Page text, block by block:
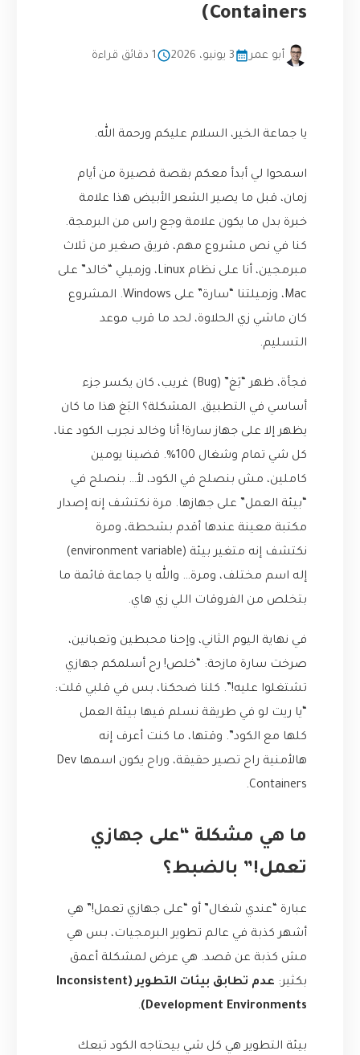
Containers)
أبو عمر 3 يونيو، 2026 1 دقائق قراءة
يا جماعة الخير، السلام عليكم ورحمة الله.
اسمحوا لي أبدأ معكم بقصة قصيرة من أيام
زمان، قبل ما يصير الشعر الأبيض هذا علامة
خبرة بدل ما يكون علامة وجع راس من البرمجة.
كنا في نص مشروع مهم، فريق صغير من ثلاث
مبرمجين، أنا على نظام Linux، وزميلي “خالد” على
Mac، وزميلتنا “سارة” على Windows. المشروع
كان ماشي زي الحلاوة، لحد ما قرب موعد
التسليم.
فجأة، ظهر “بَغ” (Bug) غريب، كان يكسر جزء
أساسي في التطبيق. المشكلة؟ البَغ هذا ما كان
يظهر إلا على جهاز سارة! أنا وخالد نجرب الكود عنا،
كل شي تمام وشغال 100%. قضينا يومين
كاملين، مش بنصلح في الكود، لأ… بنصلح في
“بيئة العمل” على جهازها. مرة نكتشف إنه إصدار
مكتبة معينة عندها أقدم بشحطة، ومرة
نكتشف إنه متغير بيئة (environment variable)
إله اسم مختلف، ومرة… والله يا جماعة قائمة ما
بتخلص من الفروقات اللي زي هاي.
في نهاية اليوم الثاني، وإحنا محبطين وتعبانين،
صرخت سارة مازحة: “خلص! رح أسلمكم جهازي
تشتغلوا عليه!”. كلنا ضحكنا، بس في قلبي قلت:
“يا ريت لو في طريقة نسلم فيها بيئة العمل
كلها مع الكود”. وقتها، ما كنت أعرف إنه
هالأمنية راح تصير حقيقة، وراح يكون اسمها Dev
Containers.
ما هي مشكلة “على جهازي
تعمل!” بالضبط؟
عبارة “عندي شغال” أو “على جهازي تعمل!” هي
أشهر كذبة في عالم تطوير البرمجيات، بس هي
مش كذبة عن قصد. هي عرض لمشكلة أعمق
بكثير:
عدم تطابق بيئات التطوير (Inconsistent
Development Environments)
.
بيئة التطوير هي كل شي بيحتاجه الكود تبعك